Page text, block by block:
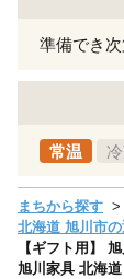
準備でき
常温
まちから探す
北海道 旭川市
【ギフト用】
旭川家具 北海